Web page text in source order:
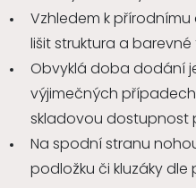
Vzhledem k
lišit struktura a
Obvyklá doba dodání
výjimečných případech
skladovou dostupnost
Na spodní stranu
podložku či kluzáky